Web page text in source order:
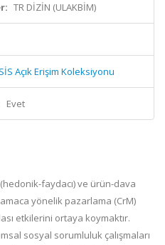
TR DİZİN (ULAKBİM)
Açık Erişim Koleksiyonu
Evet
faydacı) ve ürün-dava
yönelik pazarlama (CrM)
etkilerini ortaya koymaktır.
sosyal sorumluluk çalışmaları